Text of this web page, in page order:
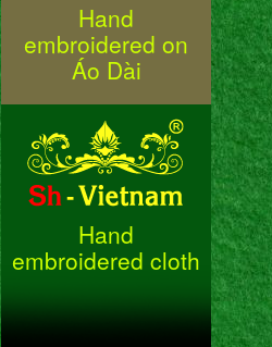
Hand
embroidered on
Áo Dài
Hand
embroidered cloth